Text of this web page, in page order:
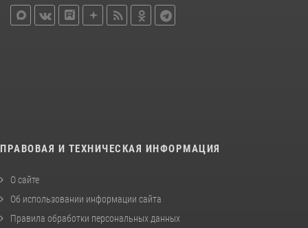
ПРАВОВАЯ И ТЕХНИЧЕСКАЯ ИНФОРМАЦИЯ
О сайте
Об использовании информации сайта
Правила обработки персональных данных